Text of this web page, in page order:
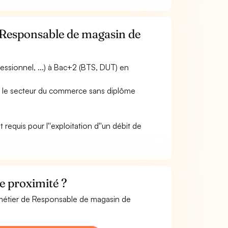
de magasin de
...) à Bac+2 (BTS, DUT) en
secteur du commerce sans diplôme
requis pour l''exploitation d''un débit de
proximité ?
de Responsable de magasin de